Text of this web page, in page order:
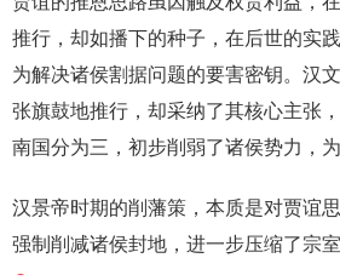
推行，却如播下的种子，在后世的实
为解决诸侯割据问题的要害密钥。汉
张旗鼓地推行，却采纳了其核心主张
南国分为三，初步削弱了诸侯势力，
汉景帝时期的削藩策，本质是对贾谊
强制削减诸侯封地，进一步压缩了宗